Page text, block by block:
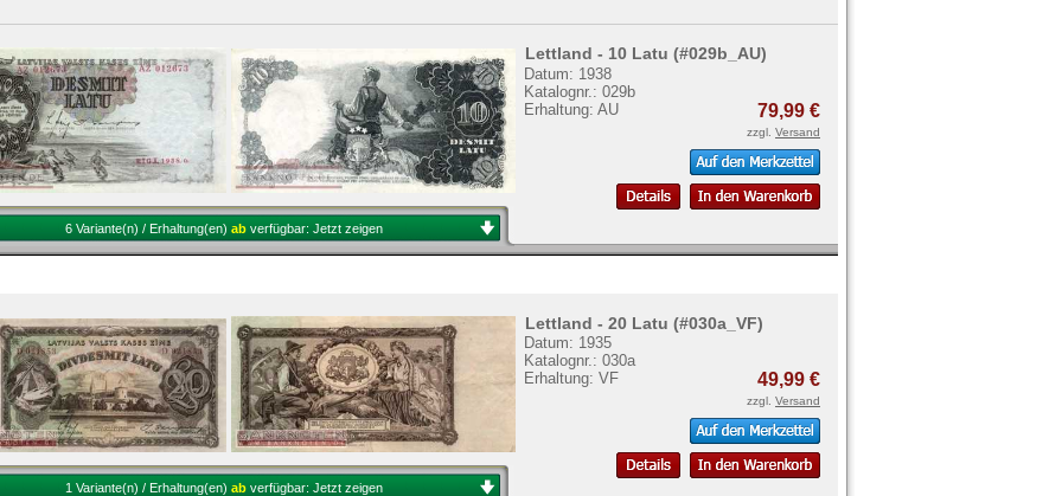
Lettland - 10 Latu (#029b_AU)
Datum: 1938
Katalognr.: 029b
Erhaltung: AU
79,99 €
zzgl. Versand
6 Variante(n) / Erhaltung(en) ab verfügbar: Jetzt zeigen
Lettland - 20 Latu (#030a_VF)
Datum: 1935
Katalognr.: 030a
Erhaltung: VF
49,99 €
zzgl. Versand
1 Variante(n) / Erhaltung(en) ab verfügbar: Jetzt zeigen